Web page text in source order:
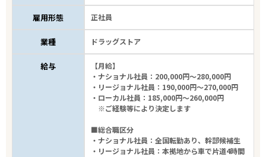
雇用形態 正社員
業種 ドラッグストア
給与
【月給】
・ナショナル社員：200,000円～280,000円
・リージョナル社員：190,000円～270,000円
・ローカル社員：185,000円～260,000円
※ご経験等により決定します
■総合職区分
・ナショナル社員：全国転勤あり、幹部候補生
・リージョナル社員：本拠地から車で片道4時間